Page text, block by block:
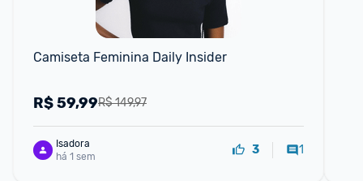
Camiseta Feminina Daily Insider
R$ 149,97
R$59,99
Isadora
há 1 sem
3 1